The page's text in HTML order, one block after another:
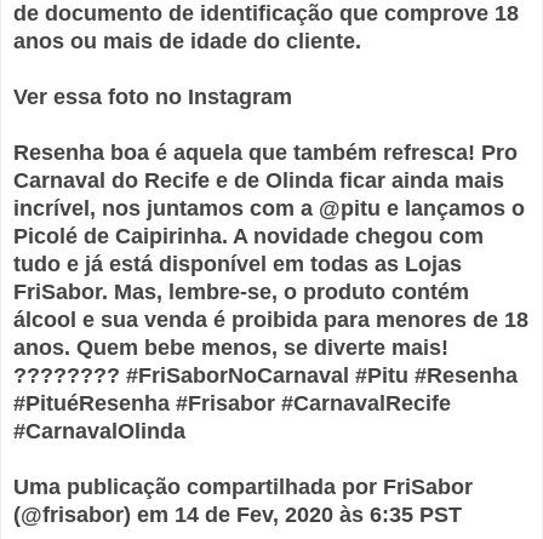
de documento de identificação que comprove 18
anos ou mais de idade do cliente.
Ver essa foto no Instagram
Resenha boa é aquela que também refresca! Pro
Carnaval do Recife e de Olinda ficar ainda mais
incrível, nos juntamos com a @pitu e lançamos o
Picolé de Caipirinha. A novidade chegou com
tudo e já está disponível em todas as Lojas
FriSabor. Mas, lembre-se, o produto contém
álcool e sua venda é proibida para menores de 18
anos. Quem bebe menos, se diverte mais!
???????? #FriSaborNoCarnaval #Pitu #Resenha
#PituéResenha #Frisabor #CarnavalRecife
#CarnavalOlinda
Uma publicação compartilhada por FriSabor
(@frisabor) em 14 de Fev, 2020 às 6:35 PST